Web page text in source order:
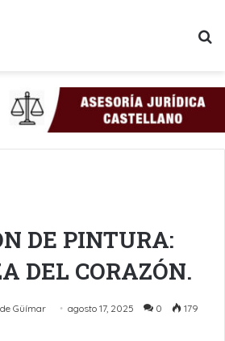
DE PINTURA:
DEL CORAZÓN.
Güímar agosto 17, 2025 0 179